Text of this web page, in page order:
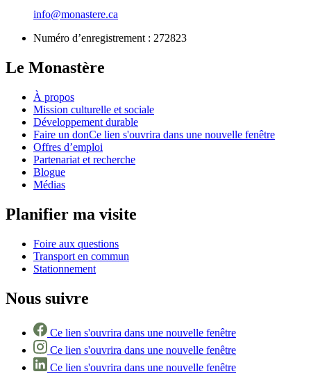
info@monastere.ca
Numéro d’enregistrement : 272823
Le Monastère
À propos
Mission culturelle et sociale
Développement durable
Faire un donCe lien s'ouvrira dans une nouvelle fenêtre
Offres d’emploi
Partenariat et recherche
Blogue
Médias
Planifier ma visite
Foire aux questions
Transport en commun
Stationnement
Nous suivre
Ce lien s'ouvrira dans une nouvelle fenêtre
Ce lien s'ouvrira dans une nouvelle fenêtre
Ce lien s'ouvrira dans une nouvelle fenêtre